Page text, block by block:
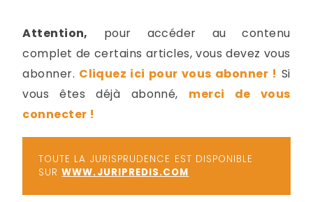
Attention, pour accéder au contenu
complet de certains articles, vous devez vous
abonner. Cliquez ici pour vous abonner ! Si
vous êtes déjà abonné, merci de vous
connecter !
TOUTE LA JURISPRUDENCE EST DISPONIBLE
SURWWW.JURIPREDIS.COM